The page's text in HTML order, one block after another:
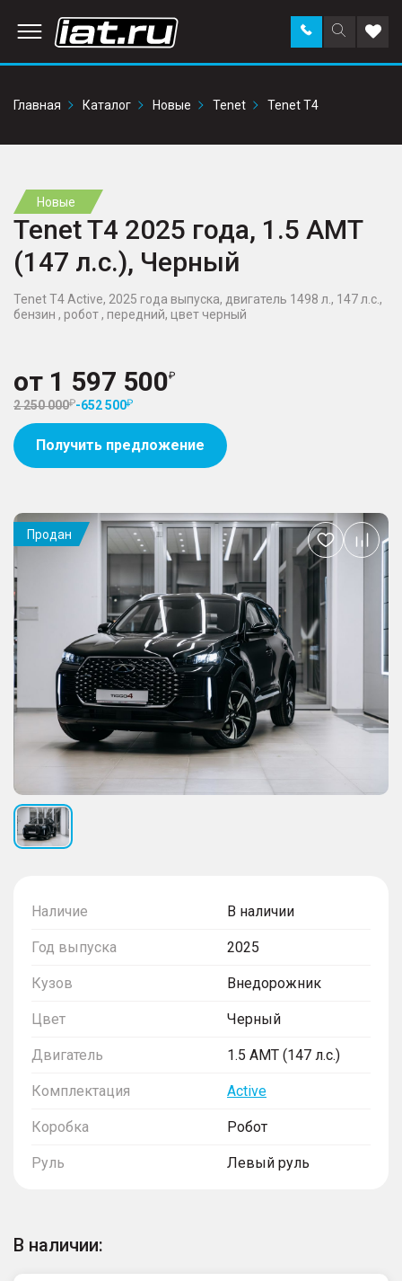
Поиск
по
Заказать
звонок в
Главная
Каталог Новые Tenet Tenet T4
Новые
Tenet T4 2025 года, 1.5 AMT
(147 л.с.), Черный
Tenet T4 Active, 2025 года выпуска, двигатель 1498 л., 147 л.с.,
бензин , робот , передний, цвет черный
от 1 597 500
2 250 000 -652 500
Получить предложение
Наличие В наличии
Год выпуска 2025
Кузов Внедорожник
Цвет Черный
Двигатель 1.5 AMT (147 л.с.)
Комплектация Active
Коробка Робот
Руль Левый руль
В наличии:
Продан
Добавить
в
избранное